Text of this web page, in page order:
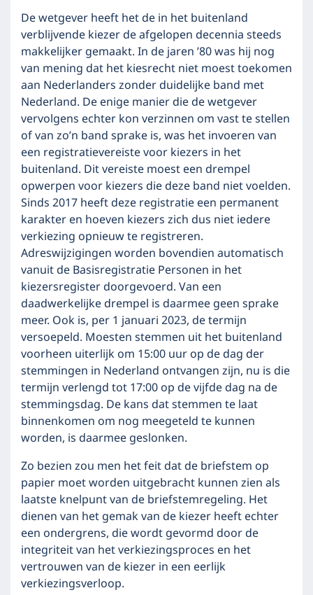
De wetgever heeft het de in het buitenland
verblijvende kiezer de afgelopen decennia steeds
makkelijker gemaakt. In de jaren ’80 was hij nog
van mening dat het kiesrecht niet moest toekomen
aan Nederlanders zonder duidelijke band met
Nederland. De enige manier die de wetgever
vervolgens echter kon verzinnen om vast te stellen
of van zo’n band sprake is, was het invoeren van
een registratievereiste voor kiezers in het
buitenland. Dit vereiste moest een drempel
opwerpen voor kiezers die deze band niet voelden.
Sinds 2017 heeft deze registratie een permanent
karakter en hoeven kiezers zich dus niet iedere
verkiezing opnieuw te registreren.
Adreswijzigingen worden bovendien automatisch
vanuit de Basisregistratie Personen in het
kiezersregister doorgevoerd. Van een
daadwerkelijke drempel is daarmee geen sprake
meer. Ook is, per 1 januari 2023, de termijn
versoepeld. Moesten stemmen uit het buitenland
voorheen uiterlijk om 15:00 uur op de dag der
stemmingen in Nederland ontvangen zijn, nu is die
termijn verlengd tot 17:00 op de vijfde dag na de
stemmingsdag. De kans dat stemmen te laat
binnenkomen om nog meegeteld te kunnen
worden, is daarmee geslonken.
Zo bezien zou men het feit dat de briefstem op
papier moet worden uitgebracht kunnen zien als
laatste knelpunt van de briefstemregeling. Het
dienen van het gemak van de kiezer heeft echter
een ondergrens, die wordt gevormd door de
integriteit van het verkiezingsproces en het
vertrouwen van de kiezer in een eerlijk
verkiezingsverloop.